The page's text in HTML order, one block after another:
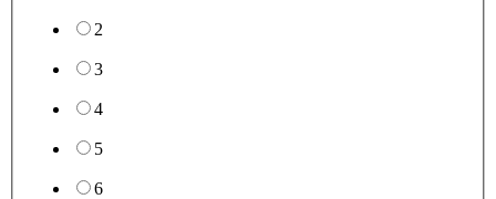
2
3
4
5
6